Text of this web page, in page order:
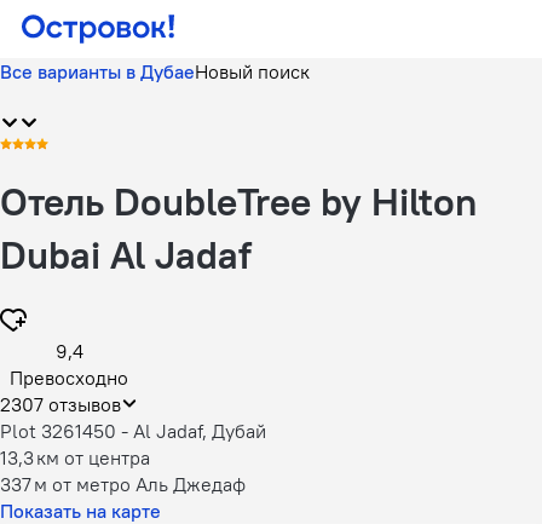
Все варианты в ДубаеНовый поиск
Отель DoubleTree by Hilton
Dubai Al Jadaf
9,4
Превосходно
2307 отзывов
Plot 3261450 - Al Jadaf, Дубай
13,3 км от центра
337 м от метро Аль Джедаф
Показать на карте